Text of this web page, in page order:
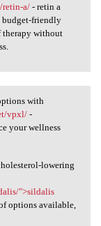
retin-a/- retin a
budget-friendly
therapy without
with
vpxl/-
your wellness
lowering
">sildalis
options available,